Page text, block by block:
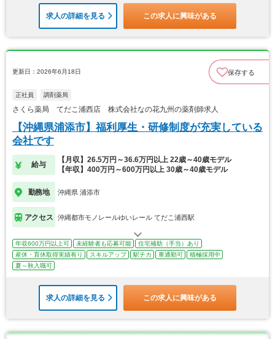
求人の詳細を見る この求人に興味がある
更新日：2026年6月18日 保存する
正社員 調剤薬局
さくら薬局 てだこ浦西店 株式会社なの花九州の薬剤師求人
【沖縄県浦添市】福利厚生・研修制度が充実している
会社です
給与
【月収】26.5万円～36.6万円以上 22歳～40歳モデル
【年収】400万円～600万円以上 30歳～40歳モデル
勤務地 沖縄県 浦添市
アクセス 沖縄都市モノレールゆいレール てだこ浦西駅
年収600万円以上可 未経験者も応募可能
住宅補助（手当）あり
産休・育休取得実績有り
スキルアップ 駅チカ 車通勤可
積極採用中
夏～秋入職可
求人の詳細を見る この求人に興味がある